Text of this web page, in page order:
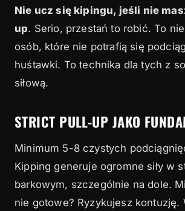
Nie ucz się kipingu, jeśli nie
up. Serio, przestań to robić. To
osób, które nie potrafią się
huśtawki. To technika dla tych z
siłową.
STRICT PULL-UP JAKO
Minimum 5-8 czystych
Kipping generuje ogromne siły w
barkowym, szczególnie na dole.
nie gotowe? Ryzykujesz kontuzję.